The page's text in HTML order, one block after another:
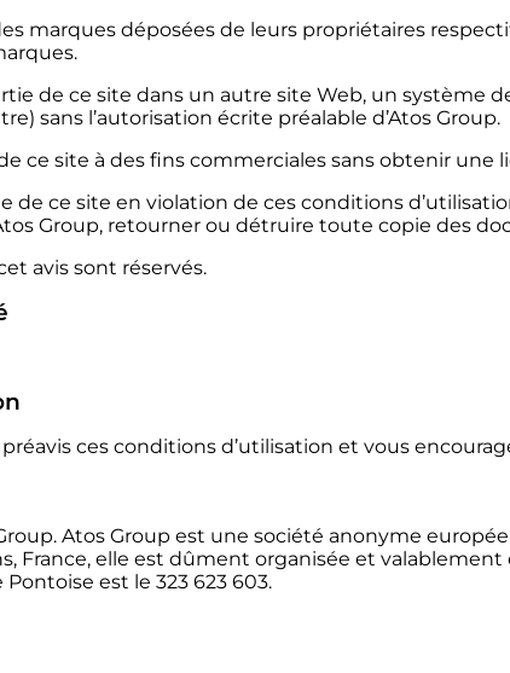
marques déposées de leurs propriétaires
de ce site dans un autre site Web, un système
sans l’autorisation écrite préalable d’Atos Group.
ce site à des fins commerciales sans obtenir une
ce site en violation de ces conditions
Group, retourner ou détruire toute copie des
avis sont réservés.
ces conditions d’utilisation et vous
Atos Group est une société anonyme
France, elle est dûment organisée et
est le 323 623 603.